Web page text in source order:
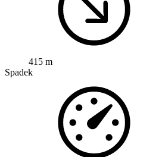
415 m
Spadek